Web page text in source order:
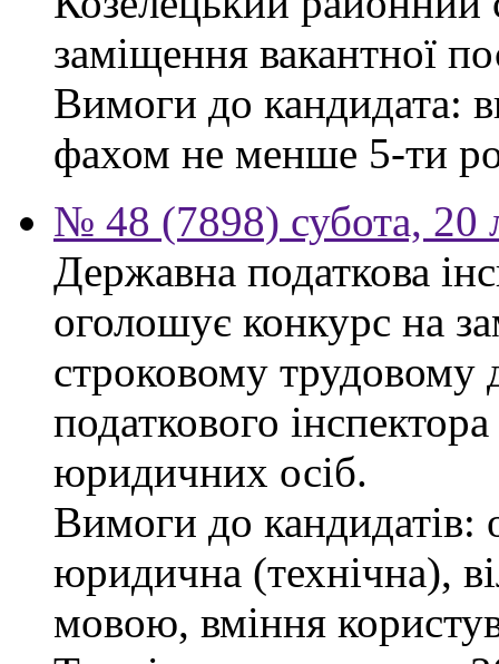
заміщення вакантної
Вимоги до кандидата:
фахом не менше 5-ти
№ 48 (7898) субота, 20
Державна податкова
оголошує конкурс на
строковому трудовому
податкового
юридичних осіб.
Вимоги до кандидатів:
юридична (технічна),
мовою, вміння